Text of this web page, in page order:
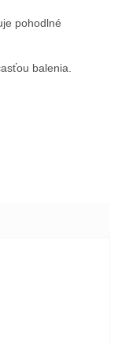
pohodlné
balenia.